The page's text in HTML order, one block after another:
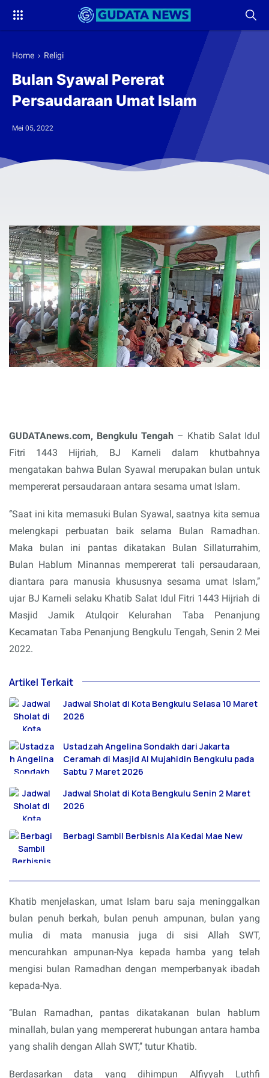
Home › Religi
Bulan Syawal Pererat
Persaudaraan Umat Islam
Mei 05, 2022
GUDATAnews.com, Bengkulu Tengah – Khatib Salat Idul
Fitri 1443 Hijriah, BJ Karneli dalam khutbahnya
mengatakan bahwa Bulan Syawal merupakan bulan untuk
mempererat persaudaraan antara sesama umat Islam.
‘’Saat ini kita memasuki Bulan Syawal, saatnya kita semua
melengkapi perbuatan baik selama Bulan Ramadhan.
Maka bulan ini pantas dikatakan Bulan Sillaturrahim,
Bulan Hablum Minannas mempererat tali persaudaraan,
diantara para manusia khususnya sesama umat Islam,’’
ujar BJ Karneli selaku Khatib Salat Idul Fitri 1443 Hijriah di
Masjid Jamik Atulqoir Kelurahan Taba Penanjung
Kecamatan Taba Penanjung Bengkulu Tengah, Senin 2 Mei
2022.
Artikel Terkait
Jadwal Sholat di Kota Bengkulu Selasa 10 Maret
2026
Ustadzah Angelina Sondakh dari Jakarta
Ceramah di Masjid Al Mujahidin Bengkulu pada
Sabtu 7 Maret 2026
Jadwal Sholat di Kota Bengkulu Senin 2 Maret
2026
Berbagi Sambil Berbisnis Ala Kedai Mae New
Khatib menjelaskan, umat Islam baru saja meninggalkan
bulan penuh berkah, bulan penuh ampunan, bulan yang
mulia di mata manusia juga di sisi Allah SWT,
mencurahkan ampunan-Nya kepada hamba yang telah
mengisi bulan Ramadhan dengan memperbanyak ibadah
kepada-Nya.
‘’Bulan Ramadhan, pantas dikatakanan bulan hablum
minallah, bulan yang mempererat hubungan antara hamba
yang shalih dengan Allah SWT,’’ tutur Khatib.
Berdasarkan data yang dihimpun Alfiyyah Luthfi